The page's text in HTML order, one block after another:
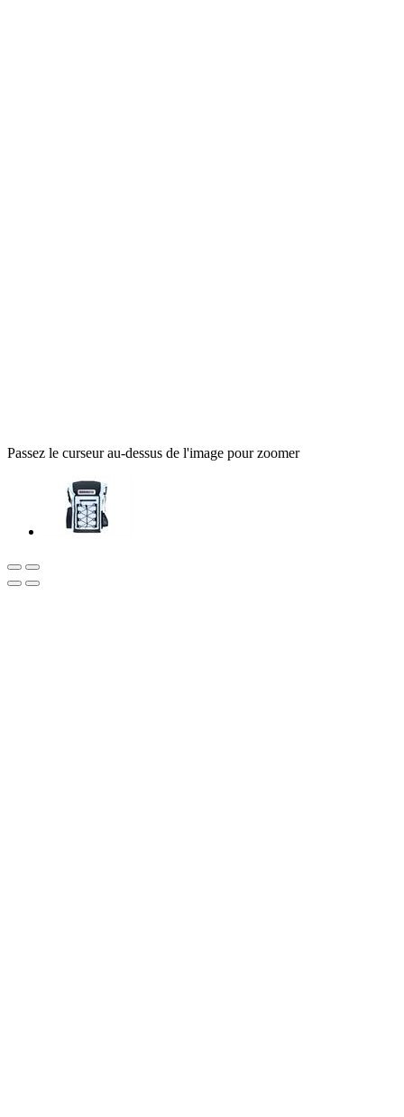
Passez le curseur au-dessus de l'image pour zoomer